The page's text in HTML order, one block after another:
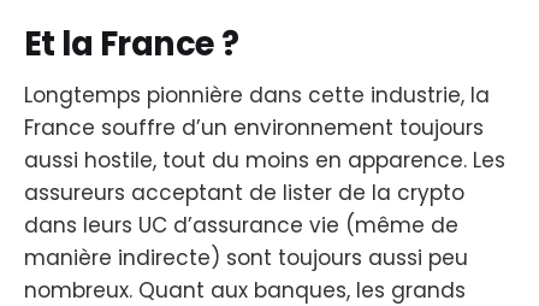
Et la France ?
Longtemps pionnière dans cette industrie, la
France souffre d’un environnement toujours
aussi hostile, tout du moins en apparence. Les
assureurs acceptant de lister de la crypto
dans leurs UC d’assurance vie (même de
manière indirecte) sont toujours aussi peu
nombreux. Quant aux banques, les grands